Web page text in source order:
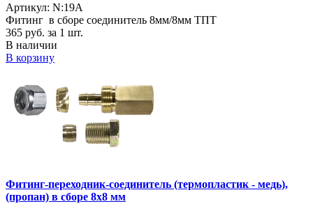
Артикул: N:19A
Фитинг в сборе соединитель 8мм/8мм ТПТ
365 руб. за 1 шт.
В наличии
В корзину
Фитинг-переходник-соединитель (термопластик - медь),
(пропан) в сборе 8х8 мм